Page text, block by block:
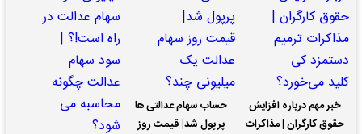
خبر مهم درباره افزایش
حقوق کارگران | مذاکرات
حساب سهام عدالتی ها
پرپول شد| قیمت روز